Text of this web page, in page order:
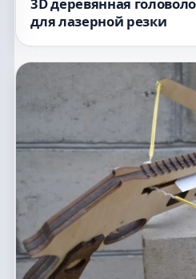
для лазерной резки